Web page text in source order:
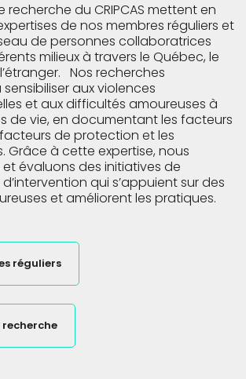
recherche du CRIPCAS mettent en
de nos membres réguliers et
de personnes collaboratrices
milieux à travers le Québec, le
Nos recherches
aux violences
et aux difficultés amoureuses à
de vie, en documentant les facteurs
de protection et les
Grâce à cette expertise, nous
évaluons des initiatives de
qui s’appuient sur des
et améliorent les pratiques.
réguliers
recherche